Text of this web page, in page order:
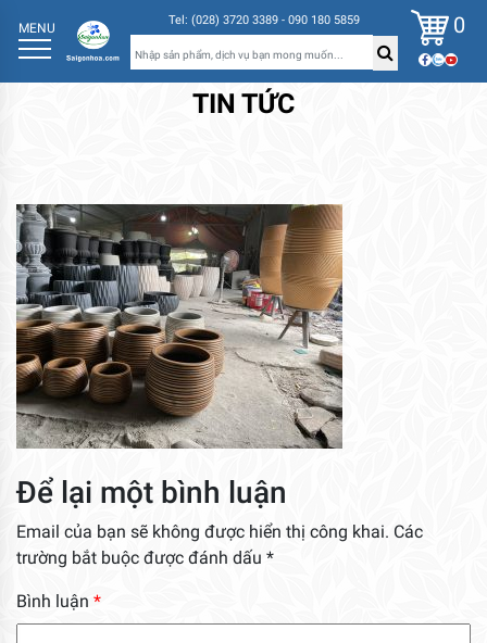
MENU Tel: (028) 3720 3389 - 090 180 5859 0
TIN TỨC
Để lại một bình luận
Email của bạn sẽ không được hiển thị công khai. Các
trường bắt buộc được đánh dấu *
Bình luận *